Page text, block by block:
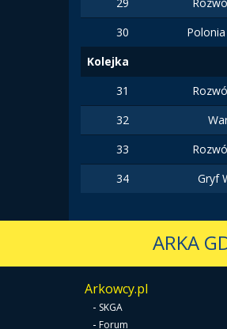
30
Kolejka
31
32
33
34
Gryf
ARKA
Arkowcy.pl
- SKGA
- Forum